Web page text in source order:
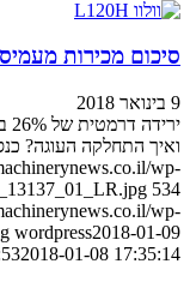
סיכום מכירות מעמיסים
9 בינואר 2018
ואיך התחלקה העוגה?
wp-
534
wp-
wordpress2018-01-09
2018-01-08 17:35:14